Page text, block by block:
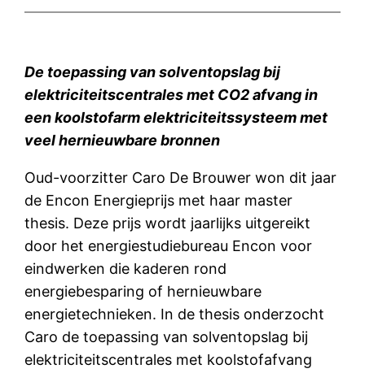
De toepassing van solventopslag bij
elektriciteitscentrales met CO2afvang in
een koolstofarm elektriciteitssysteem met
veel hernieuwbare bronnen
Oud-voorzitter Caro De Brouwer won dit jaar
de Encon Energieprijs met haar master
thesis. Deze prijs wordt jaarlijks uitgereikt
door het energiestudiebureau Encon voor
eindwerken die kaderen rond
energiebesparing of hernieuwbare
energietechnieken. In de thesis onderzocht
Caro de toepassing van solventopslag bij
elektriciteitscentrales met koolstofafvang